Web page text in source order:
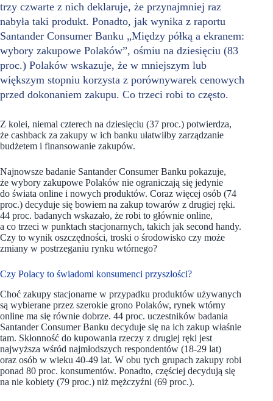
trzy czwarte z nich deklaruje, że przynajmniej raz
nabyła taki produkt. Ponadto, jak wynika z raportu
Santander Consumer Banku „Między półką a ekranem:
wybory zakupowe Polaków”, ośmiu na dziesięciu (83
proc.) Polaków wskazuje, że w mniejszym lub
większym stopniu korzysta z porównywarek cenowych
przed dokonaniem zakupu. Co trzeci robi to często.
Z kolei, niemal czterech na dziesięciu (37 proc.) potwierdza,
że cashback za zakupy w ich banku ułatwiłby zarządzanie
budżetem i finansowanie zakupów.
Najnowsze badanie Santander Consumer Banku pokazuje,
że wybory zakupowe Polaków nie ograniczają się jedynie
do świata online i nowych produktów. Coraz więcej osób (74
proc.) decyduje się bowiem na zakup towarów z drugiej ręki.
44 proc. badanych wskazało, że robi to głównie online,
a co trzeci w punktach stacjonarnych, takich jak second handy.
Czy to wynik oszczędności, troski o środowisko czy może
zmiany w postrzeganiu rynku wtórnego?
Czy Polacy to świadomi konsumenci przyszłości?
Choć zakupy stacjonarne w przypadku produktów używanych
są wybierane przez szerokie grono Polaków, rynek wtórny
online ma się równie dobrze. 44 proc. uczestników badania
Santander Consumer Banku decyduje się na ich zakup właśnie
tam. Skłonność do kupowania rzeczy z drugiej ręki jest
najwyższa wśród najmłodszych respondentów (18-29 lat)
oraz osób w wieku 40-49 lat. W obu tych grupach zakupy robi
ponad 80 proc. konsumentów. Ponadto, częściej decydują się
na nie kobiety (79 proc.) niż mężczyźni (69 proc.).